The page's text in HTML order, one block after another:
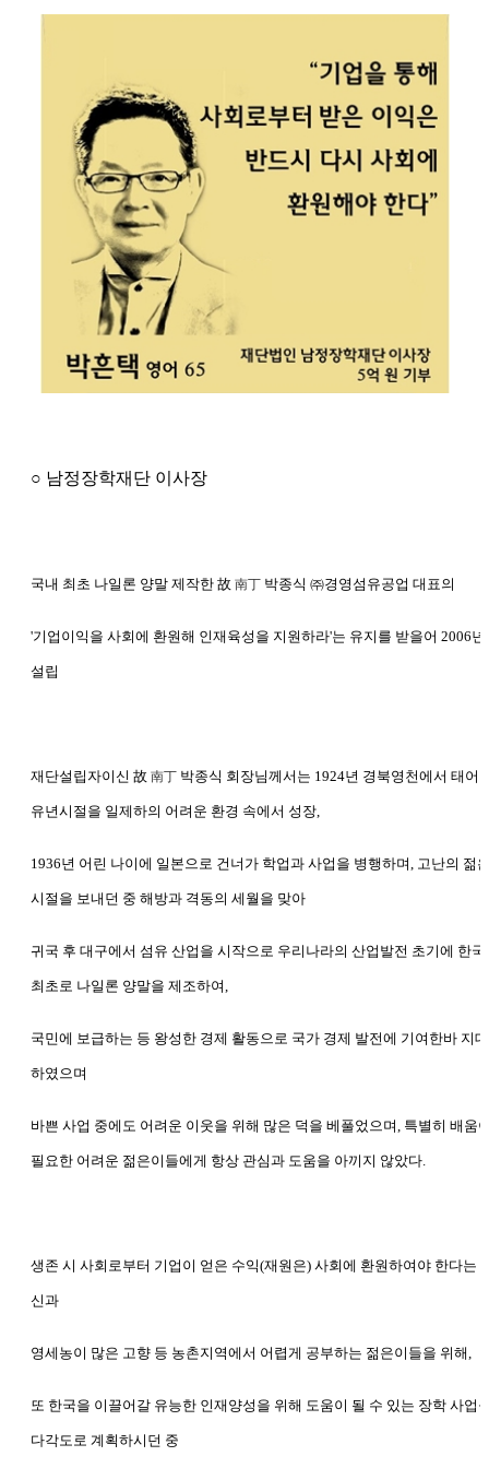
○ 남정장학재단 이사장
국내 최초 나일론 양말 제작한 故 南丁 박종식 ㈜경영섬유공업 대표의
'기업이익을 사회에 환원해 인재육성을 지원하라'는 유지를 받을어 2006년
설립
재단설립자이신 故 南丁 박종식 회장님께서는 1924년 경북영천에서 태어
유년시절을 일제하의 어려운 환경 속에서 성장,
1936년 어린 나이에 일본으로 건너가 학업과 사업을 병행하며, 고난의 젊
시절을 보내던 중 해방과 격동의 세월을 맞아
귀국 후 대구에서 섬유 산업을 시작으로 우리나라의 산업발전 초기에 한국
최초로 나일론 양말을 제조하여,
국민에 보급하는 등 왕성한 경제 활동으로 국가 경제 발전에 기여한바 지대
하였으며
바쁜 사업 중에도 어려운 이웃을 위해 많은 덕을 베풀었으며, 특별히 배움
필요한 어려운 젊은이들에게 항상 관심과 도움을 아끼지 않았다.
생존 시 사회로부터 기업이 얻은 수익(재원은) 사회에 환원하여야 한다는
신과
영세농이 많은 고향 등 농촌지역에서 어렵게 공부하는 젊은이들을 위해,
또 한국을 이끌어갈 유능한 인재양성을 위해 도움이 될 수 있는 장학 사업
다각도로 계획하시던 중